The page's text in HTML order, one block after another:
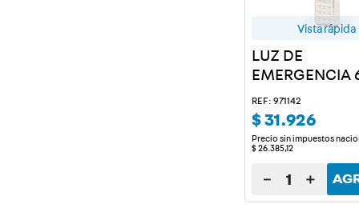
Vista rápida
LUZ DE
EMERGENCIA
LEDS LITIO 8HS
REF: 971142
$31.926
Precio sin impuestos
$ 26. 385,12
＋
－